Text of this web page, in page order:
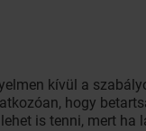
kívül a
hogy
is tenni, mert ha